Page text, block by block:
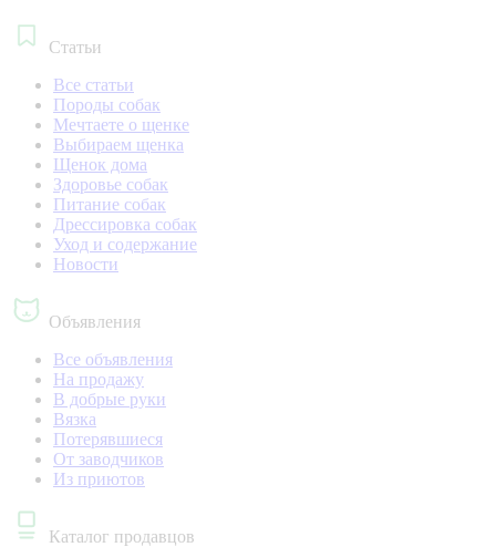
Статьи
Все статьи
Породы собак
Мечтаете о щенке
Выбираем щенка
Щенок дома
Здоровье собак
Питание собак
Дрессировка собак
Уход и содержание
Новости
Объявления
Все объявления
На продажу
В добрые руки
Вязка
Потерявшиеся
От заводчиков
Из приютов
Каталог продавцов